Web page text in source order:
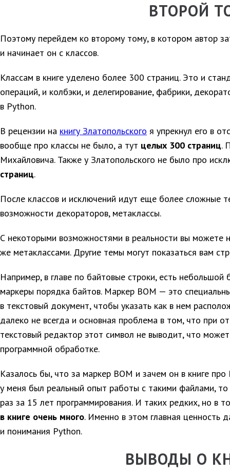
ВТОРОЙ
Поэтому перейдем ко второму тому, в котором автор
и начинает он с классов.
Классам в книге уделено более 300 страниц. Это и
операций, и колбэки, и делегирование, фабрики,
в Python.
В рецензии на книгу Златопольского я упрекнул его в
вообще про классы не было, а тут целых 300 страниц.
Михайловича. Также у Златопольского не было про
страниц.
После классов и исключений идут еще более сложные
возможности декораторов, метаклассы.
С некоторыми возможностями в реальности вы можете
же метаклассами. Другие темы могут показаться вам
Например, в главе по байтовые строки, есть небольшой
маркеры порядка байтов. Маркер BOM — это
в текстовый документ, чтобы указать как в нем
далеко не всегда и основная проблема в том, что при
текстовый редактор этот символ не выводит, что
программной обработке.
Казалось бы, что за маркер BOM и зачем он в книге
у меня был реальный опыт работы с такими файлами,
раз за 15 лет программирования. И таких редких, но в
в книге очень много. Именно в этом главная ценность
и понимания Python.
ВЫВОДЫ О